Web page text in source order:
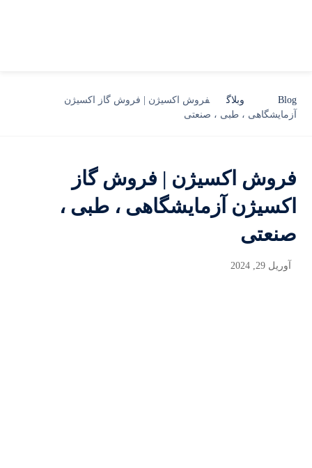
Blog وبلاگ
فروش اکسیژن | فروش گاز اکسیژن
آزمایشگاهی ، طبی ، صنعتی
فروش اکسیژن | فروش گاز
اکسیژن آزمایشگاهی ، طبی ،
صنعتی
آوریل 29, 2024